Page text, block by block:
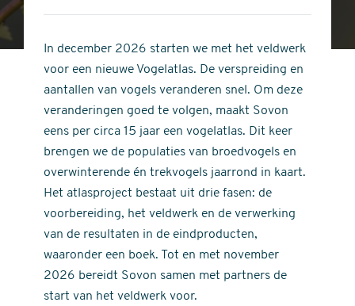
stars
of
stars
In december 2026 starten we met het veldwerk
voor een nieuwe Vogelatlas. De verspreiding en
aantallen van vogels veranderen snel. Om deze
veranderingen goed te volgen, maakt Sovon
eens per circa 15 jaar een vogelatlas. Dit keer
brengen we de populaties van broedvogels en
overwinterende én trekvogels jaarrond in kaart.
Het atlasproject bestaat uit drie fasen: de
voorbereiding, het veldwerk en de verwerking
van de resultaten in de eindproducten,
waaronder een boek. Tot en met november
2026 bereidt Sovon samen met partners de
start van het veldwerk voor.